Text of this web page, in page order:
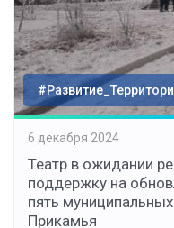
6 декабря 2024
Театр в ожидании
поддержку на
пять
Прикамья